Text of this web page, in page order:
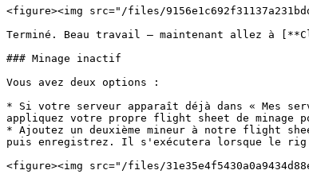
<figure><img src="/files/
Terminé. Beau travail — maintenant allez à
### Minage inactif
Vous avez deux options :
* Si votre serveur apparaît déjà dans « Mes
appliquez votre propre flight sheet de minage
* Ajoutez un deuxième mineur à notre flight
puis enregistrez. Il s'exécutera lorsque le rig
<figure><img src="/files/